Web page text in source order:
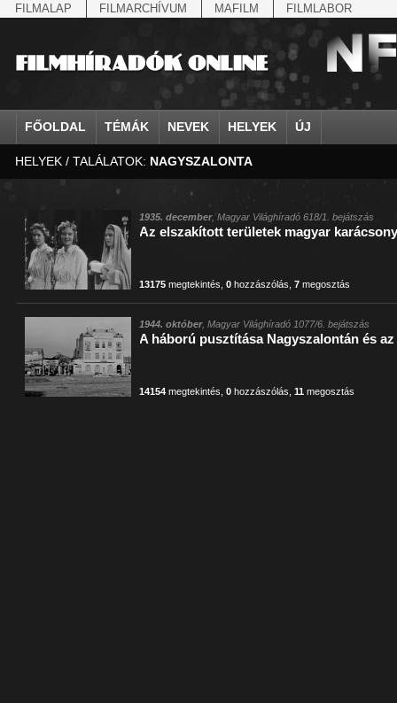
FILMALAP FILMARCHÍVUM MAFILM FILMLABOR
FŐOLDAL TÉMÁK NEVEK HELYEK ÚJ
agrárium
államfő
Állatkert
állatvilág
amerikai magyarok
Anschluss
antant
antant
április 4.
arisztokrácia
IV. Béla, magyar királ...
Aarons-Hughes, Ruth
Aczél György
Aczél Ilona
Ádám Zoltán
Ady Endre
Agárdi Gábor
Ágotai Géza, dr.
Aimone savoya-
Albert Ferenc
Albert Ferenc
Aarau
Abapuszta
Ácsteszér
Addisz-Abeba
Adony
Adua
Afrika
Alag
Albánia
HELYEK / TALÁLATOK: NAGYSZALONTA
1935. december, Magyar Világhíradó 618/1. bejátszás
Az elszakított területek magyar
13175 megtekintés ,0 hozzászólás ,7 megosztás
1944. október, Magyar Világhíradó 1077/6. bejátszás
A háború pusztítása Nagyszalontán és
14154 megtekintés ,0 hozzászólás ,11 megosztás